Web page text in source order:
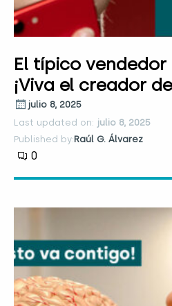
El típico
¡Viva el creador
julio 8, 2025
Last updated on: julio 8, 2025
Published by:Raúl G. Álvarez
0